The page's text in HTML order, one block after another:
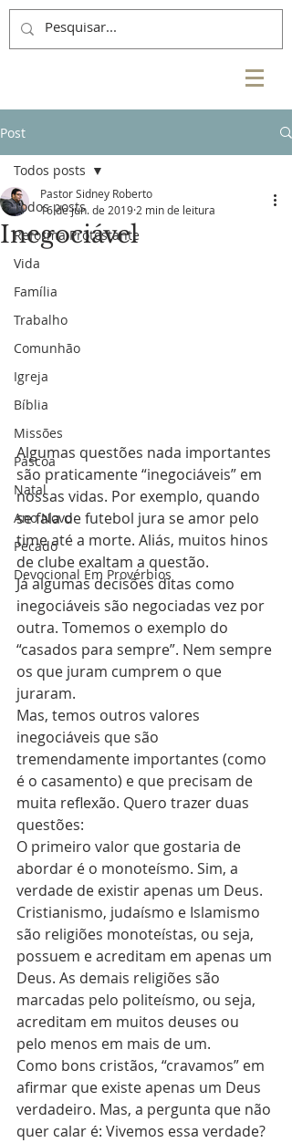
Post
Todos posts
Reforma Protestante
Vida
Família
Trabalho
Comunhão
Igreja
Bíblia
Missões
Páscoa
Natal
Ano Novo
Pecado
Devocional Em Provérbios
Todos posts
Inegociável
Pastor Sidney Roberto
16 de jun. de 2019 2 min de leitura
Algumas questões nada importantes
são praticamente “inegociáveis” em
nossas vidas. Por exemplo, quando
se fala de futebol jura se amor pelo
time até a morte. Aliás, muitos hinos
de clube exaltam a questão.
Já algumas decisões ditas como
inegociáveis são negociadas vez por
outra. Tomemos o exemplo do
“casados para sempre”. Nem sempre
os que juram cumprem o que
juraram.
Mas, temos outros valores
inegociáveis que são
tremendamente importantes (como
é o casamento) e que precisam de
muita reflexão. Quero trazer duas
questões:
O primeiro valor que gostaria de
abordar é o monoteísmo. Sim, a
verdade de existir apenas um Deus.
Cristianismo, judaísmo e Islamismo
são religiões monoteístas, ou seja,
possuem e acreditam em apenas um
Deus. As demais religiões são
marcadas pelo politeísmo, ou seja,
acreditam em muitos deuses ou
pelo menos em mais de um.
Como bons cristãos, “cravamos” em
afirmar que existe apenas um Deus
verdadeiro. Mas, a pergunta que não
quer calar é: Vivemos essa verdade?